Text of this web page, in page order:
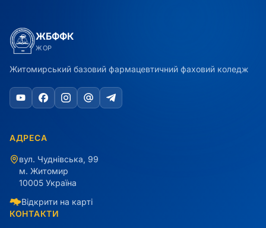
ЖБФФК
ЖОР
Житомирський базовий фармацевтичний фаховий коледж
АДРЕСА
вул. Чуднівська, 99
м. Житомир
10005 Україна
Відкрити на карті
КОНТАКТИ